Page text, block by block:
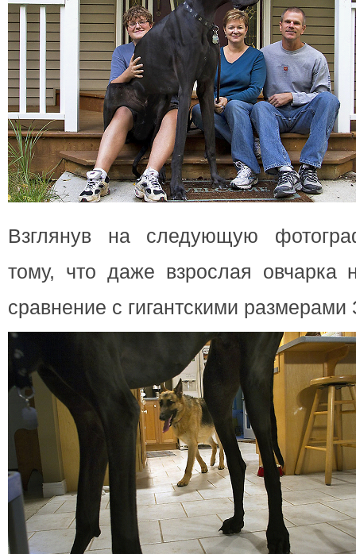
Взглянув на следующую
тому, что даже взрослая овчарка
сравнение с гигантскими размерами